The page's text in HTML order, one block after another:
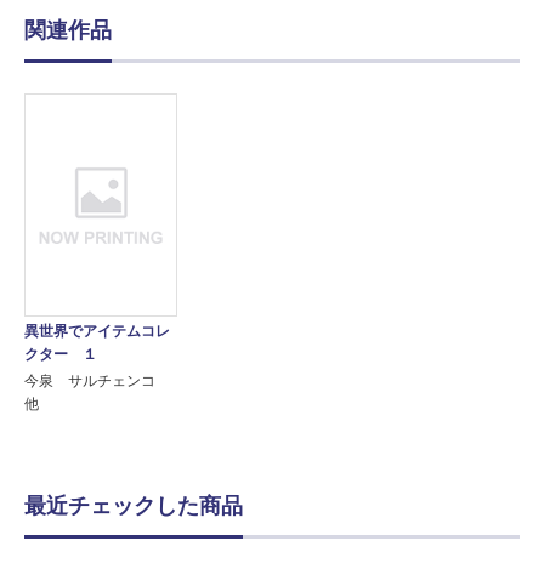
関連作品
異世界でアイテムコレ
クター １
今泉 サルチェンコ
他
最近チェックした商品